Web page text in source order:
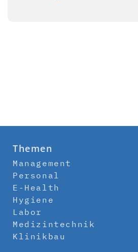
Themen
Management
Personal
E-Health
Hygiene
Labor
Medizintechnik
Klinikbau